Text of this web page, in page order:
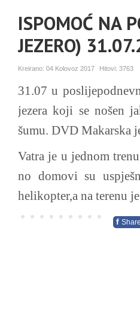
ISPOMOĆ NA
JEZERO)
Kreirano: 04 Kolovoz 2017 Hitovi: 3763
31.07 u
jezera koji se nošen
šumu. DVD Makarska
Vatra je u jednom
no domovi su
helikopter,a na terenu
f Share